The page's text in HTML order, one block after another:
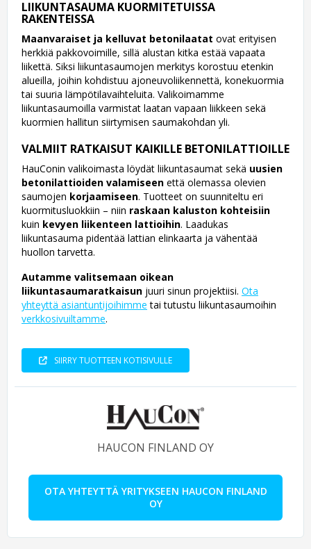
LIIKUNTASAUMA KUORMITETUISSA
RAKENTEISSA
Maanvaraiset ja kelluvat betonilaatat ovat erityisen
herkkiä pakkovoimille, sillä alustan kitka estää vapaata
liikettä. Siksi liikuntasaumojen merkitys korostuu etenkin
alueilla, joihin kohdistuu ajoneuvoliikennettä, konekuormia
tai suuria lämpötilavaihteluita. Valikoimamme
liikuntasaumoilla varmistat laatan vapaan liikkeen sekä
kuormien hallitun siirtymisen saumakohdan yli.
VALMIIT RATKAISUT KAIKILLE BETONILATTIOILLE
HauConin valikoimasta löydät liikuntasaumat sekä uusien
betonilattioiden valamiseen että olemassa olevien
saumojen korjaamiseen. Tuotteet on suunniteltu eri
kuormitusluokkiin – niin raskaan kaluston kohteisiin
kuin kevyen liikenteen lattioihin. Laadukas
liikuntasauma pidentää lattian elinkaarta ja vähentää
huollon tarvetta.
Autamme valitsemaan oikean
liikuntasaumaratkaisun juuri sinun projektiisi. Ota
yhteyttä asiantuntijoihimme tai tutustu liikuntasaumoihin
verkkosivuiltamme.
SIIRRY TUOTTEEN KOTISIVULLE
HAUCON FINLAND OY
OTA YHTEYTTÄ YRITYKSEEN HAUCON FINLAND
OY